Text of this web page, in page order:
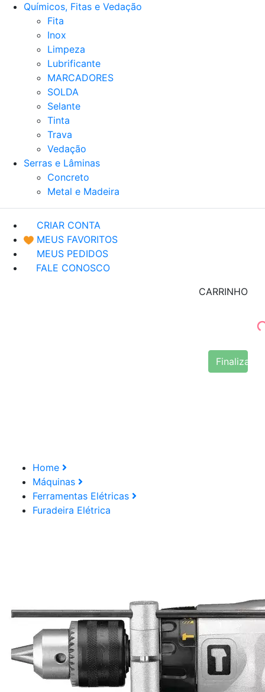
Químicos, Fitas e Vedação
Fita
Inox
Limpeza
Lubrificante
MARCADORES
SOLDA
Selante
Tinta
Trava
Vedação
Serras e Lâminas
Concreto
Metal e Madeira
CRIAR CONTA
MEUS FAVORITOS
MEUS PEDIDOS
FALE CONOSCO
CARRINHO
Finalizar
Home
Máquinas
Ferramentas Elétricas
Furadeira Elétrica